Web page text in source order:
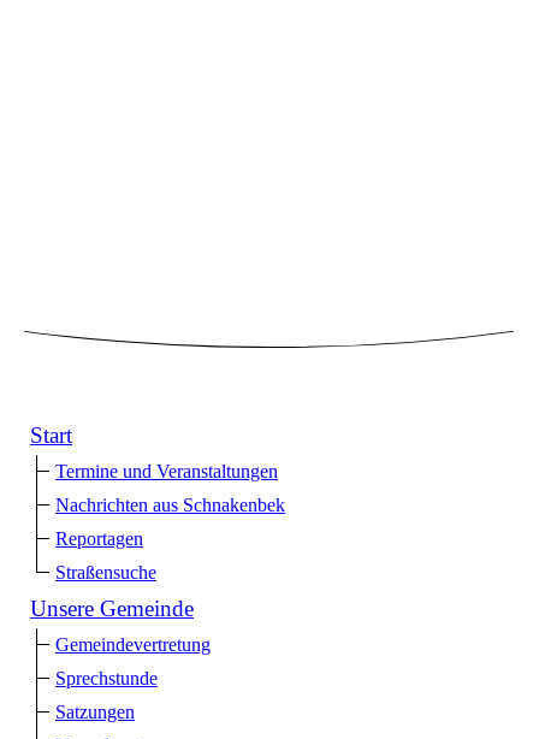
Start
Termine und Veranstaltungen
Nachrichten aus Schnakenbek
Reportagen
Straßensuche
Unsere Gemeinde
Gemeindevertretung
Sprechstunde
Satzungen